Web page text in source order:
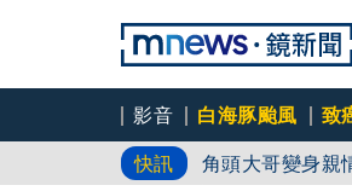
影音 白海豚颱風 致
快訊
笑著笑著就哭
角頭大哥變身親